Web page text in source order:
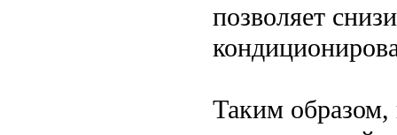
позволяет
Таким образом,